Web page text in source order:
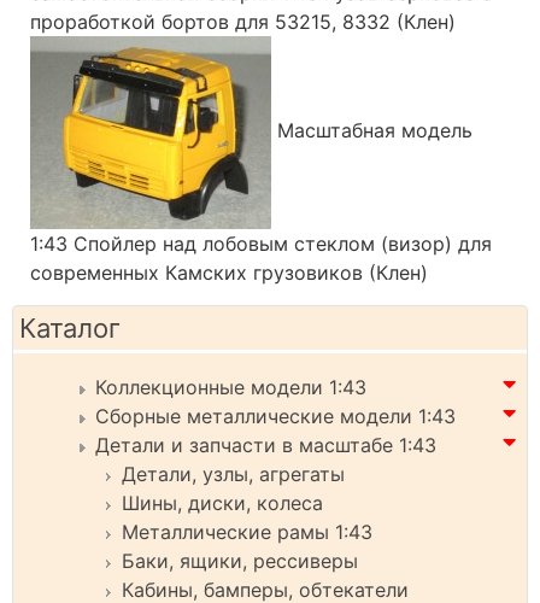
проработкой бортов для 53215, 8332 (Клен)
Масштабная модель
1:43 Спойлер над лобовым стеклом (визор) для
современных Камских грузовиков (Клен)
Каталог
Коллекционные модели 1:43
Сборные металлические модели 1:43
Детали и запчасти в масштабе 1:43
Детали, узлы, агрегаты
Шины, диски, колеса
Металлические рамы 1:43
Баки, ящики, рессиверы
Кабины, бамперы, обтекатели